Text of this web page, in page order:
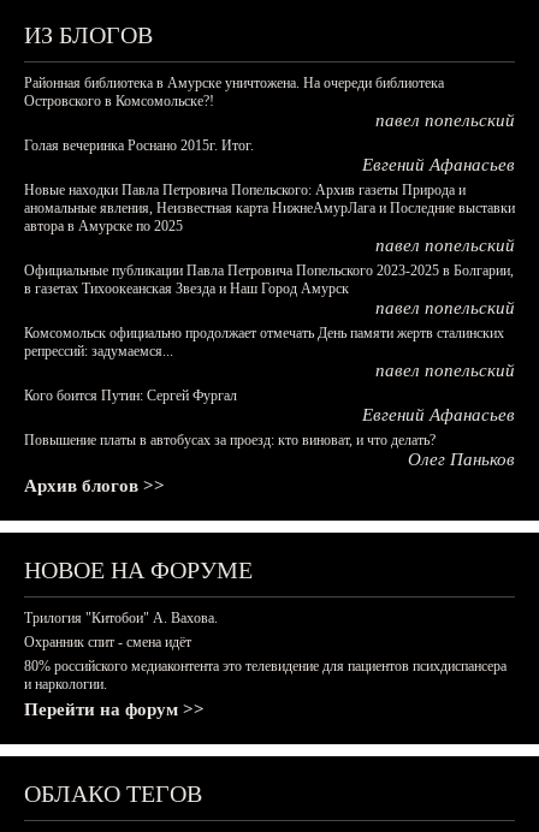
ИЗ БЛОГОВ
Районная библиотека в Амурске уничтожена. На очереди библиотека
Островского в Комсомольске?!
павел попельский
Голая вечеринка Роснано 2015г. Итог.
Евгений Афанасьев
Новые находки Павла Петровича Попельского: Архив газеты Природа и
аномальные явления, Неизвестная карта НижнеАмурЛага и Последние выставки
автора в Амурске по 2025
павел попельский
Официальные публикации Павла Петровича Попельского 2023-2025 в Болгарии,
в газетах Тихоокеанская Звезда и Наш Город Амурск
павел попельский
Комсомольск официально продолжает отмечать День памяти жертв сталинских
репрессий: задумаемся...
павел попельский
Кого боится Путин: Сергей Фургал
Евгений Афанасьев
Повышение платы в автобусах за проезд: кто виноват, и что делать?
Олег Паньков
Архив блогов >>
НОВОЕ НА ФОРУМЕ
Трилогия "Китобои" А. Вахова.
Охранник спит - смена идёт
80% российского медиаконтента это телевидение для пациентов психдиспансера
и наркологии.
Перейти на форум >>
ОБЛАКО ТЕГОВ